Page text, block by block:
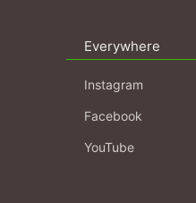
Everywhere
Instagram
Facebook
YouTube